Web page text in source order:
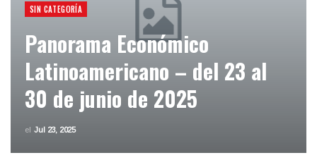
SIN CATEGORÍA
Panorama Económico
Latinoamericano – del 23 al
30 de junio de 2025
el Jul 23, 2025